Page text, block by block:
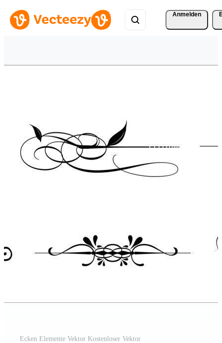
Anmelden
Ecken Elemente Vektor Kostenloser Vektor